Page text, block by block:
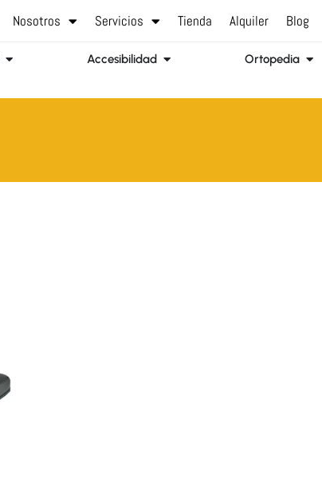
Nosotros Servicios Tienda Alquiler Blog
Abrir Movilidad Accesibilidad Abrir AccesibilidadOrtopedia